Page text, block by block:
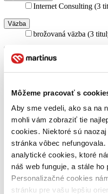
Môžeme pracovať s
Aby sme vedeli, ako sa na
mohli vám zobraziť tie
cookies. Niektoré sú
stránka vôbec
analytické cookies, ktoré
náš web funguje, a stále
Personalizačné cookies
stránku pre vašu lepšiu
Internet Consulting (3
Väzba
brožovaná väzba (3
Zoradiť
Bestsellery
Top hodnotené
Novinky
Najdrahšie
Najlacnejšie
Najvyššia zľava